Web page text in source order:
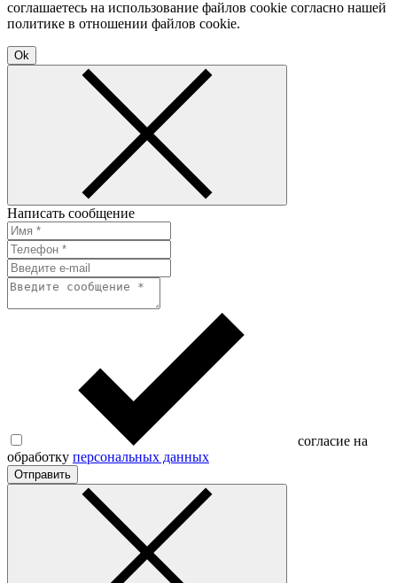
соглашаетесь на использование файлов cookie согласно нашей
политике в отношении файлов cookie.
Ok
Написать сообщение
согласие на
обработку персональных данных
Отправить